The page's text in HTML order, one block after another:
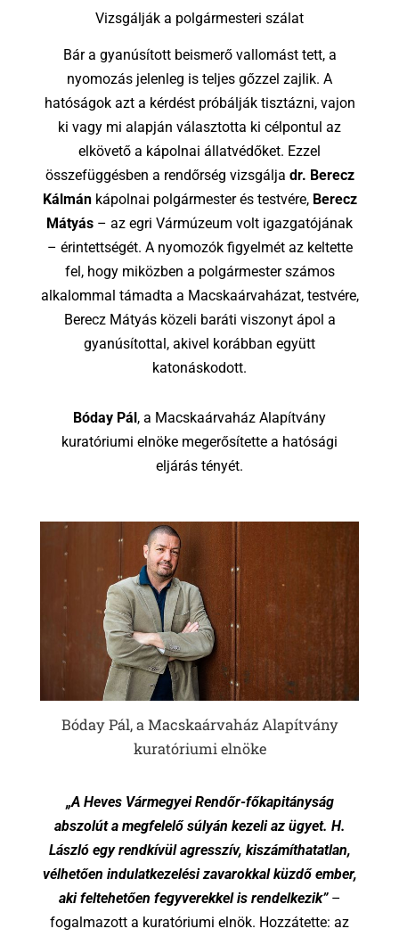
Vizsgálják a polgármesteri szálat
Bár a gyanúsított beismerő vallomást tett, a
nyomozás jelenleg is teljes gőzzel zajlik. A
hatóságok azt a kérdést próbálják tisztázni, vajon
ki vagy mi alapján választotta ki célpontul az
elkövető a kápolnai állatvédőket. Ezzel
összefüggésben a rendőrség vizsgálja dr. Berecz
Kálmánkápolnai polgármester és testvére, Berecz
Mátyás – az egri Vármúzeum volt igazgatójának
– érintettségét. A nyomozók figyelmét az keltette
fel, hogy miközben a polgármester számos
alkalommal támadta a Macskaárvaházat, testvére,
Berecz Mátyás közeli baráti viszonyt ápol a
gyanúsítottal, akivel korábban együtt
katonáskodott.
Bóday Pál , a Macskaárvaház Alapítvány
kuratóriumi elnöke megerősítette a hatósági
eljárás tényét.
Bóday Pál, a Macskaárvaház Alapítvány
kuratóriumi elnöke
„A Heves Vármegyei Rendőr-főkapitányság
abszolút a megfelelő súlyán kezeli az ügyet. H.
László egy rendkívül agresszív, kiszámíthatatlan,
vélhetően indulatkezelési zavarokkal küzdő ember,
aki feltehetően fegyverekkel is rendelkezik”–
fogalmazott a kuratóriumi elnök. Hozzátette: az